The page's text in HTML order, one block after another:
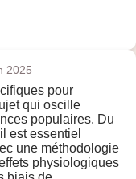
2025
pour
qui oscille
populaires. Du
est essentiel
une méthodologie
physiologiques